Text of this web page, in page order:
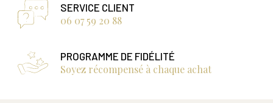
SERVICE CLIENT
06 07 59 20 88
PROGRAMME DE FIDÉLITÉ
Soyez récompensé à chaque achat